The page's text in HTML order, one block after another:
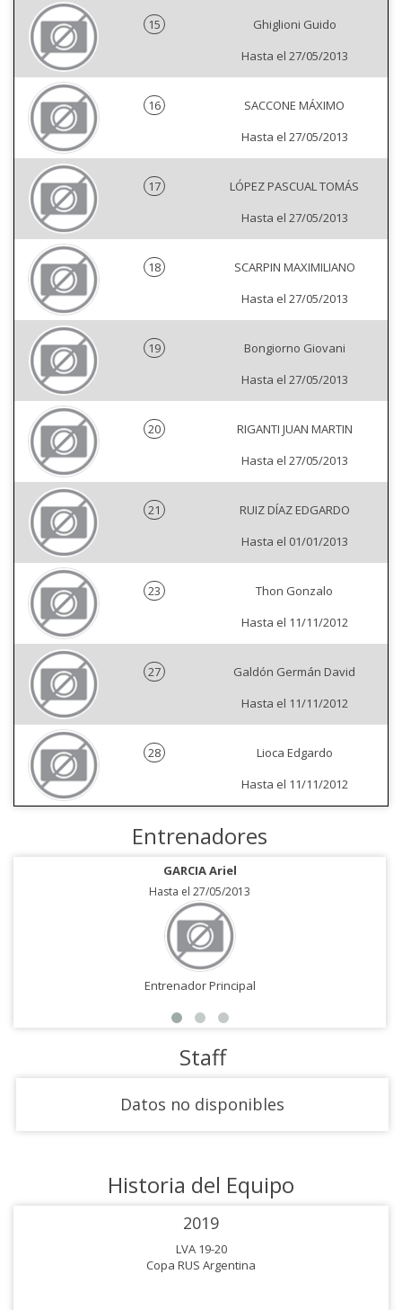
15
Ghiglioni Guido
Hasta el 27/05/2013
16
SACCONE MÁXIMO
Hasta el 27/05/2013
17
LÓPEZ PASCUAL TOMÁS
Hasta el 27/05/2013
18
SCARPIN MAXIMILIANO
Hasta el 27/05/2013
19
Bongiorno Giovani
Hasta el 27/05/2013
20
RIGANTI JUAN MARTIN
Hasta el 27/05/2013
21
RUIZ DÍAZ EDGARDO
Hasta el 01/01/2013
23
Thon Gonzalo
Hasta el 11/11/2012
27
Galdón Germán David
Hasta el 11/11/2012
28
Lioca Edgardo
Hasta el 11/11/2012
Entrenadores
GARCIA Ariel
Hasta el 27/05/2013
Entrenador Principal
Staff
Datos no disponibles
Historia del Equipo
2019
LVA 19-20
Copa RUS Argentina